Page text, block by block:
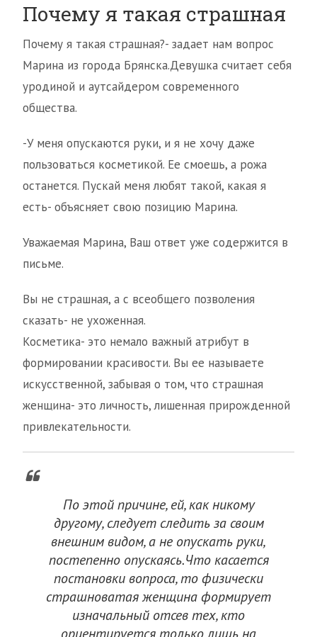
Почему я такая страшная
Почему я такая страшная?- задает нам вопрос
Марина из города Брянска.Девушка считает себя
уродиной и аутсайдером современного
общества.
-У меня опускаются руки, и я не хочу даже
пользоваться косметикой. Ее смоешь, а рожа
останется. Пускай меня любят такой, какая я
есть- объясняет свою позицию Марина.
Уважаемая Марина, Ваш ответ уже содержится в
письме.
Вы не страшная, а с всеобщего позволения
сказать- не ухоженная.
Косметика- это немало важный атрибут в
формировании красивости. Вы ее называете
искусственной, забывая о том, что страшная
женщина- это личность, лишенная прирожденной
привлекательности.
По этой причине, ей, как никому
другому, следует следить за своим
внешним видом, а не опускать руки,
постепенно опускаясь.Что касается
постановки вопроса, то физически
страшноватая женщина формирует
изначальный отсев тех, кто